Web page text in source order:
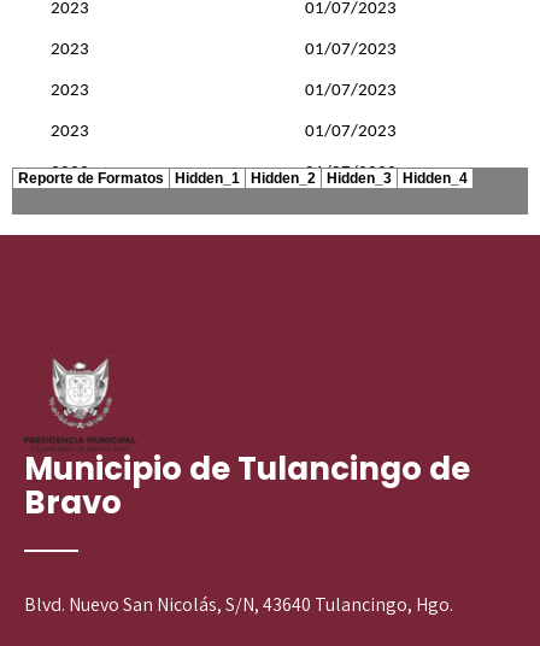
Municipio de Tulancingo de
Bravo
Blvd. Nuevo San Nicolás, S/N, 43640 Tulancingo, Hgo.